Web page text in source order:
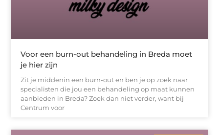
Voor een burn-out behandeling in Breda moet
je hier zijn
Zit je middenin een burn-out en ben je op zoek naar
specialisten die jou een behandeling op maat kunnen
aanbieden in Breda? Zoek dan niet verder, want bij
Centrum voor